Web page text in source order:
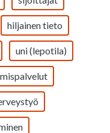
hiljainen tieto
uni (lepotila)